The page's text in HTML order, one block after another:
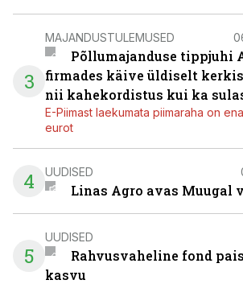
3
MAJANDUSTULEMUSED
Põllumajanduse tippjuhi
firmades käive üldiselt
nii kahekordistus kui ka
E-Piimast laekumata piimaraha on
eurot
4 UUDISED
Linas Agro avas Muugal
5
UUDISED
Rahvusvaheline fond
kasvu